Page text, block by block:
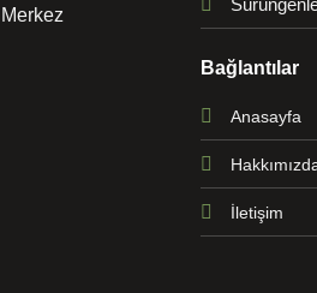
Bağlantılar
Anasayfa
İletişim